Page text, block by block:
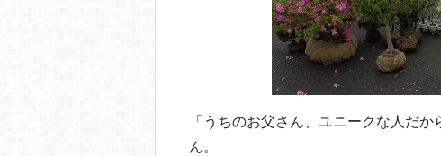
「うちのお父さん、ユニークな人だ
ん。